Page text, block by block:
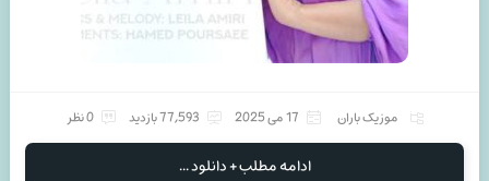
موزیک باران 17 می 2025 77,593 بازدید 0 نظر
ادامه مطلب + دانلود ...